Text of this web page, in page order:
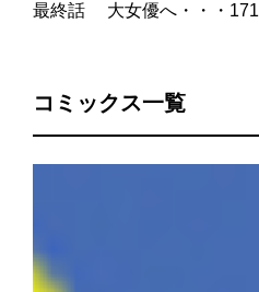
最終話 大女優へ・・・171
コミックス一覧